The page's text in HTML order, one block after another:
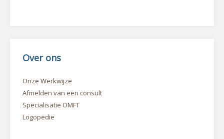
Over ons
Onze Werkwijze
Afmelden van een consult
Specialisatie OMFT
Logopedie